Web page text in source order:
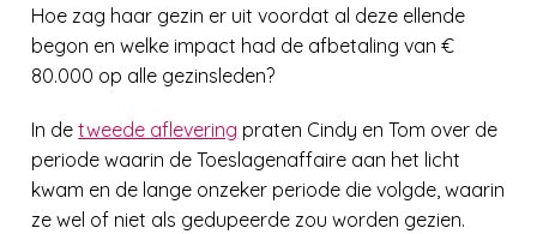
Hoe zag haar gezin er uit voordat al deze ellende
begon en welke impact had de afbetaling van €
80.000 op alle gezinsleden?
In detweede aflevering praten Cindy en Tom over de
periode waarin de Toeslagenaffaire aan het licht
kwam en de lange onzeker periode die volgde, waarin
ze wel of niet als gedupeerde zou worden gezien.